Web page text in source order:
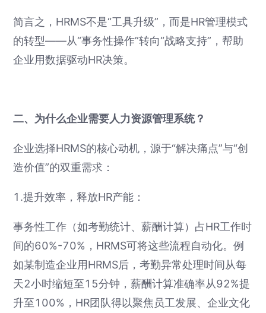
简言之，HRMS不是“工具升级”，而是HR管理模式
的转型——从“事务性操作”转向“战略支持”，帮助
企业用数据驱动HR决策。
二、为什么企业需要人力资源管理系统？
企业选择HRMS的核心动机，源于“解决痛点”与“创
造价值”的双重需求：
1.提升效率，释放HR产能：
事务性工作（如考勤统计、薪酬计算）占HR工作时
间的60%-70%，HRMS可将这些流程自动化。例
如某制造企业用HRMS后，考勤异常处理时间从每
天2小时缩短至15分钟，薪酬计算准确率从92%提
升至100%，HR团队得以聚焦员工发展、企业文化